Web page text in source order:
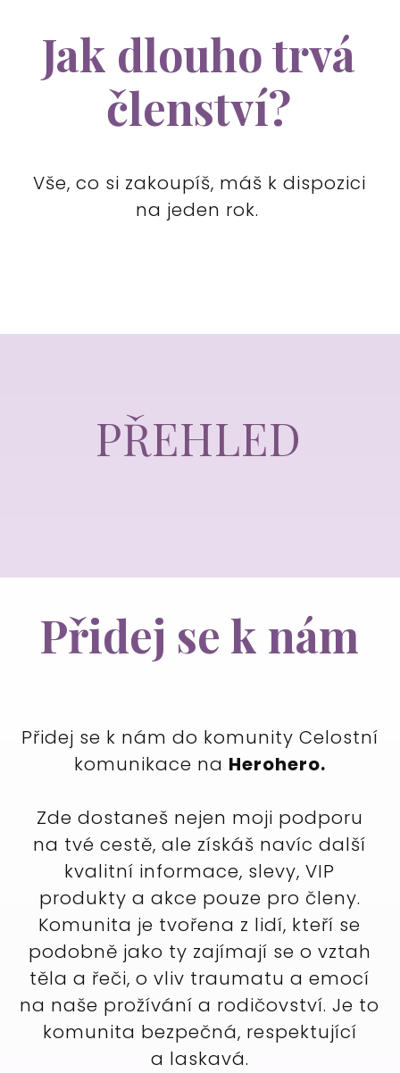
Jak dlouho trvá
členství?
Vše, co si zakoupíš, máš k dispozici
na jeden rok.
PŘEHLED
Přidej se k nám
Přidej se k nám do komunity Celostní
komunikace na Herohero.
Zde dostaneš nejen moji podporu
na tvé cestě, ale získáš navíc další
kvalitní informace, slevy, VIP
produkty a akce pouze pro členy.
Komunita je tvořena z lidí, kteří se
podobně jako ty zajímají se o vztah
těla a řeči, o vliv traumatu a emocí
na naše prožívání a rodičovství. Je to
komunita bezpečná, respektující
a laskavá.